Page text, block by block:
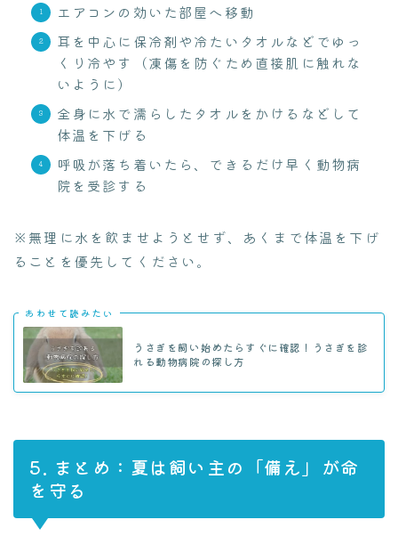
エアコンの効いた部屋へ移動
耳を中心に保冷剤や冷たいタオルなどでゆっ
くり冷やす（凍傷を防ぐため直接肌に触れな
いように）
全身に水で濡らしたタオルをかけるなどして
体温を下げる
呼吸が落ち着いたら、できるだけ早く動物病
院を受診する
※無理に水を飲ませようとせず、あくまで体温を下げ
ることを優先してください。
あわせて読みたい
うさぎを飼い始めたらすぐに確認！うさぎを診
れる動物病院の探し方
5. まとめ：夏は飼い主の「備え」が命
を守る